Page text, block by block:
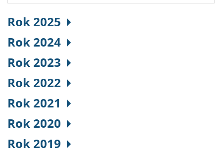
Rok 2025
Rok 2024
Rok 2023
Rok 2022
Rok 2021
Rok 2020
Rok 2019